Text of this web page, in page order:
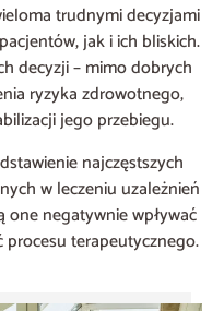
trudnymi decyzjami
jak i ich bliskich.
decyzji – mimo dobrych
ryzyka zdrowotnego,
jego przebiegu.
najczęstszych
w leczeniu uzależnień
negatywnie wpływać
terapeutycznego.